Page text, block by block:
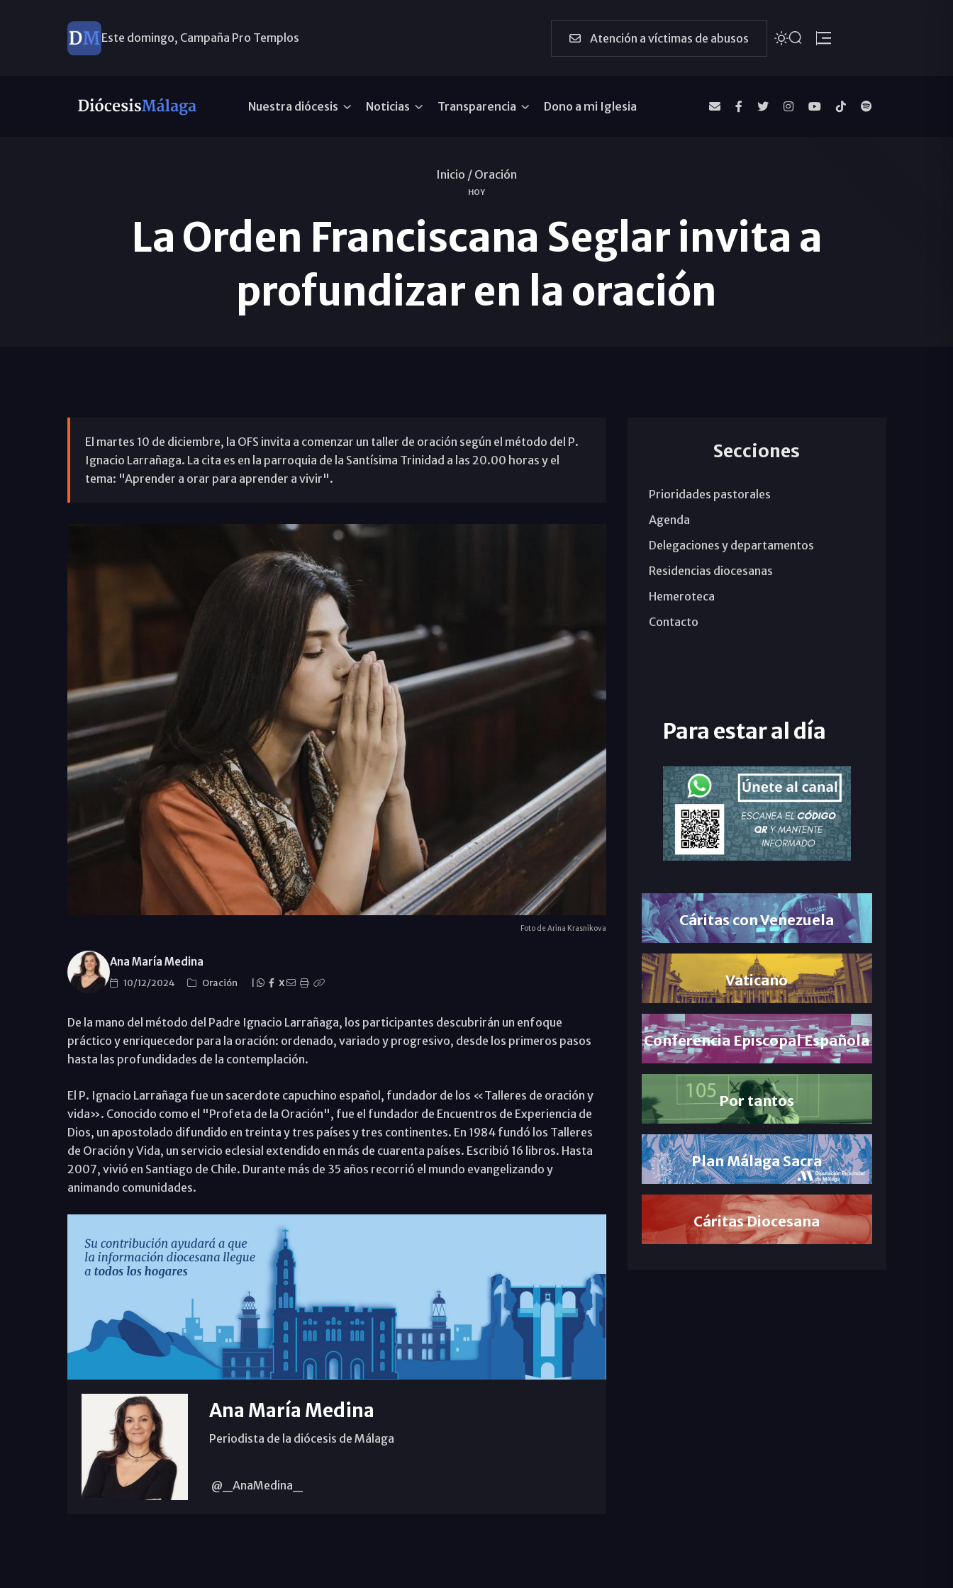
Este domingo, Campaña Pro Templos Atención a víctimas de abusos
Nuestra diócesis Noticias Transparencia Dono a mi Iglesia
Inicio / Oración
HOY
La Orden Franciscana Seglar invita a
profundizar en la oración
El martes 10 de diciembre, la OFS invita a comenzar un taller de oración según el método del P.
Ignacio Larrañaga. La cita es en la parroquia de la Santísima Trinidad a las 20.00 horas y el
tema: "Aprender a orar para aprender a vivir".
Foto de Arina Krasnikova
Ana María Medina
10/12/2024 Oración X
De la mano del método del Padre Ignacio Larrañaga, los participantes descubrirán un enfoque
práctico y enriquecedor para la oración: ordenado, variado y progresivo, desde los primeros pasos
hasta las profundidades de la contemplación.
El P. Ignacio Larrañaga fue un sacerdote capuchino español, fundador de los «Talleres de oración y
vida». Conocido como el "Profeta de la Oración", fue el fundador de Encuentros de Experiencia de
Dios, un apostolado difundido en treinta y tres países y tres continentes. En 1984 fundó los Talleres
de Oración y Vida, un servicio eclesial extendido en más de cuarenta países. Escribió 16 libros. Hasta
2007, vivió en Santiago de Chile. Durante más de 35 años recorrió el mundo evangelizando y
animando comunidades.
Ana María Medina
Periodista de la diócesis de Málaga
@_AnaMedina_
Secciones
Prioridades pastorales
Agenda
Delegaciones y departamentos
Residencias diocesanas
Hemeroteca
Contacto
Para estar al día
Cáritas con Venezuela
Vaticano
Conferencia Episcopal Española
Por tantos
Plan Málaga Sacra
Cáritas Diocesana